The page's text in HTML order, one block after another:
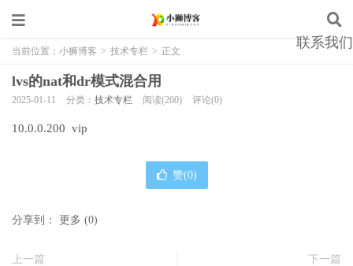
联系我们
当前位置： 小狮博客 > 技术专栏 > 正文
lvs的nat和dr模式混合用
2025-01-11 分类： 技术专栏 阅读(260) 评论(0)
10.0.0.200 vip
赞(0)
分享到： 更多 (0)
上一篇
下一篇